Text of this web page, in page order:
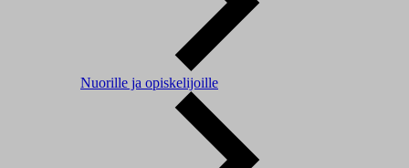
Nuorille ja opiskelijoille